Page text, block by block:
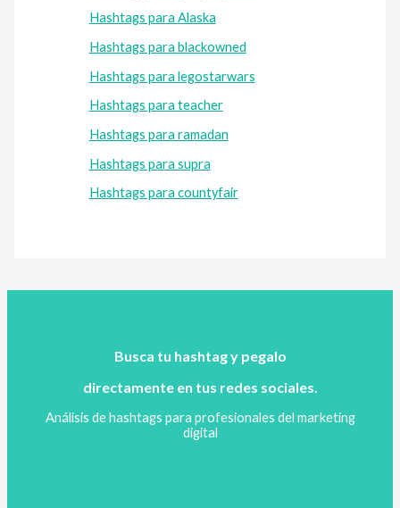
Hashtags para Alaska
Hashtags para blackowned
Hashtags para legostarwars
Hashtags para teacher
Hashtags para ramadan
Hashtags para supra
Hashtags para countyfair
Busca tu hashtag y pegalo
directamente en tus redes sociales.
Análisis de hashtags para profesionales del marketing
digital